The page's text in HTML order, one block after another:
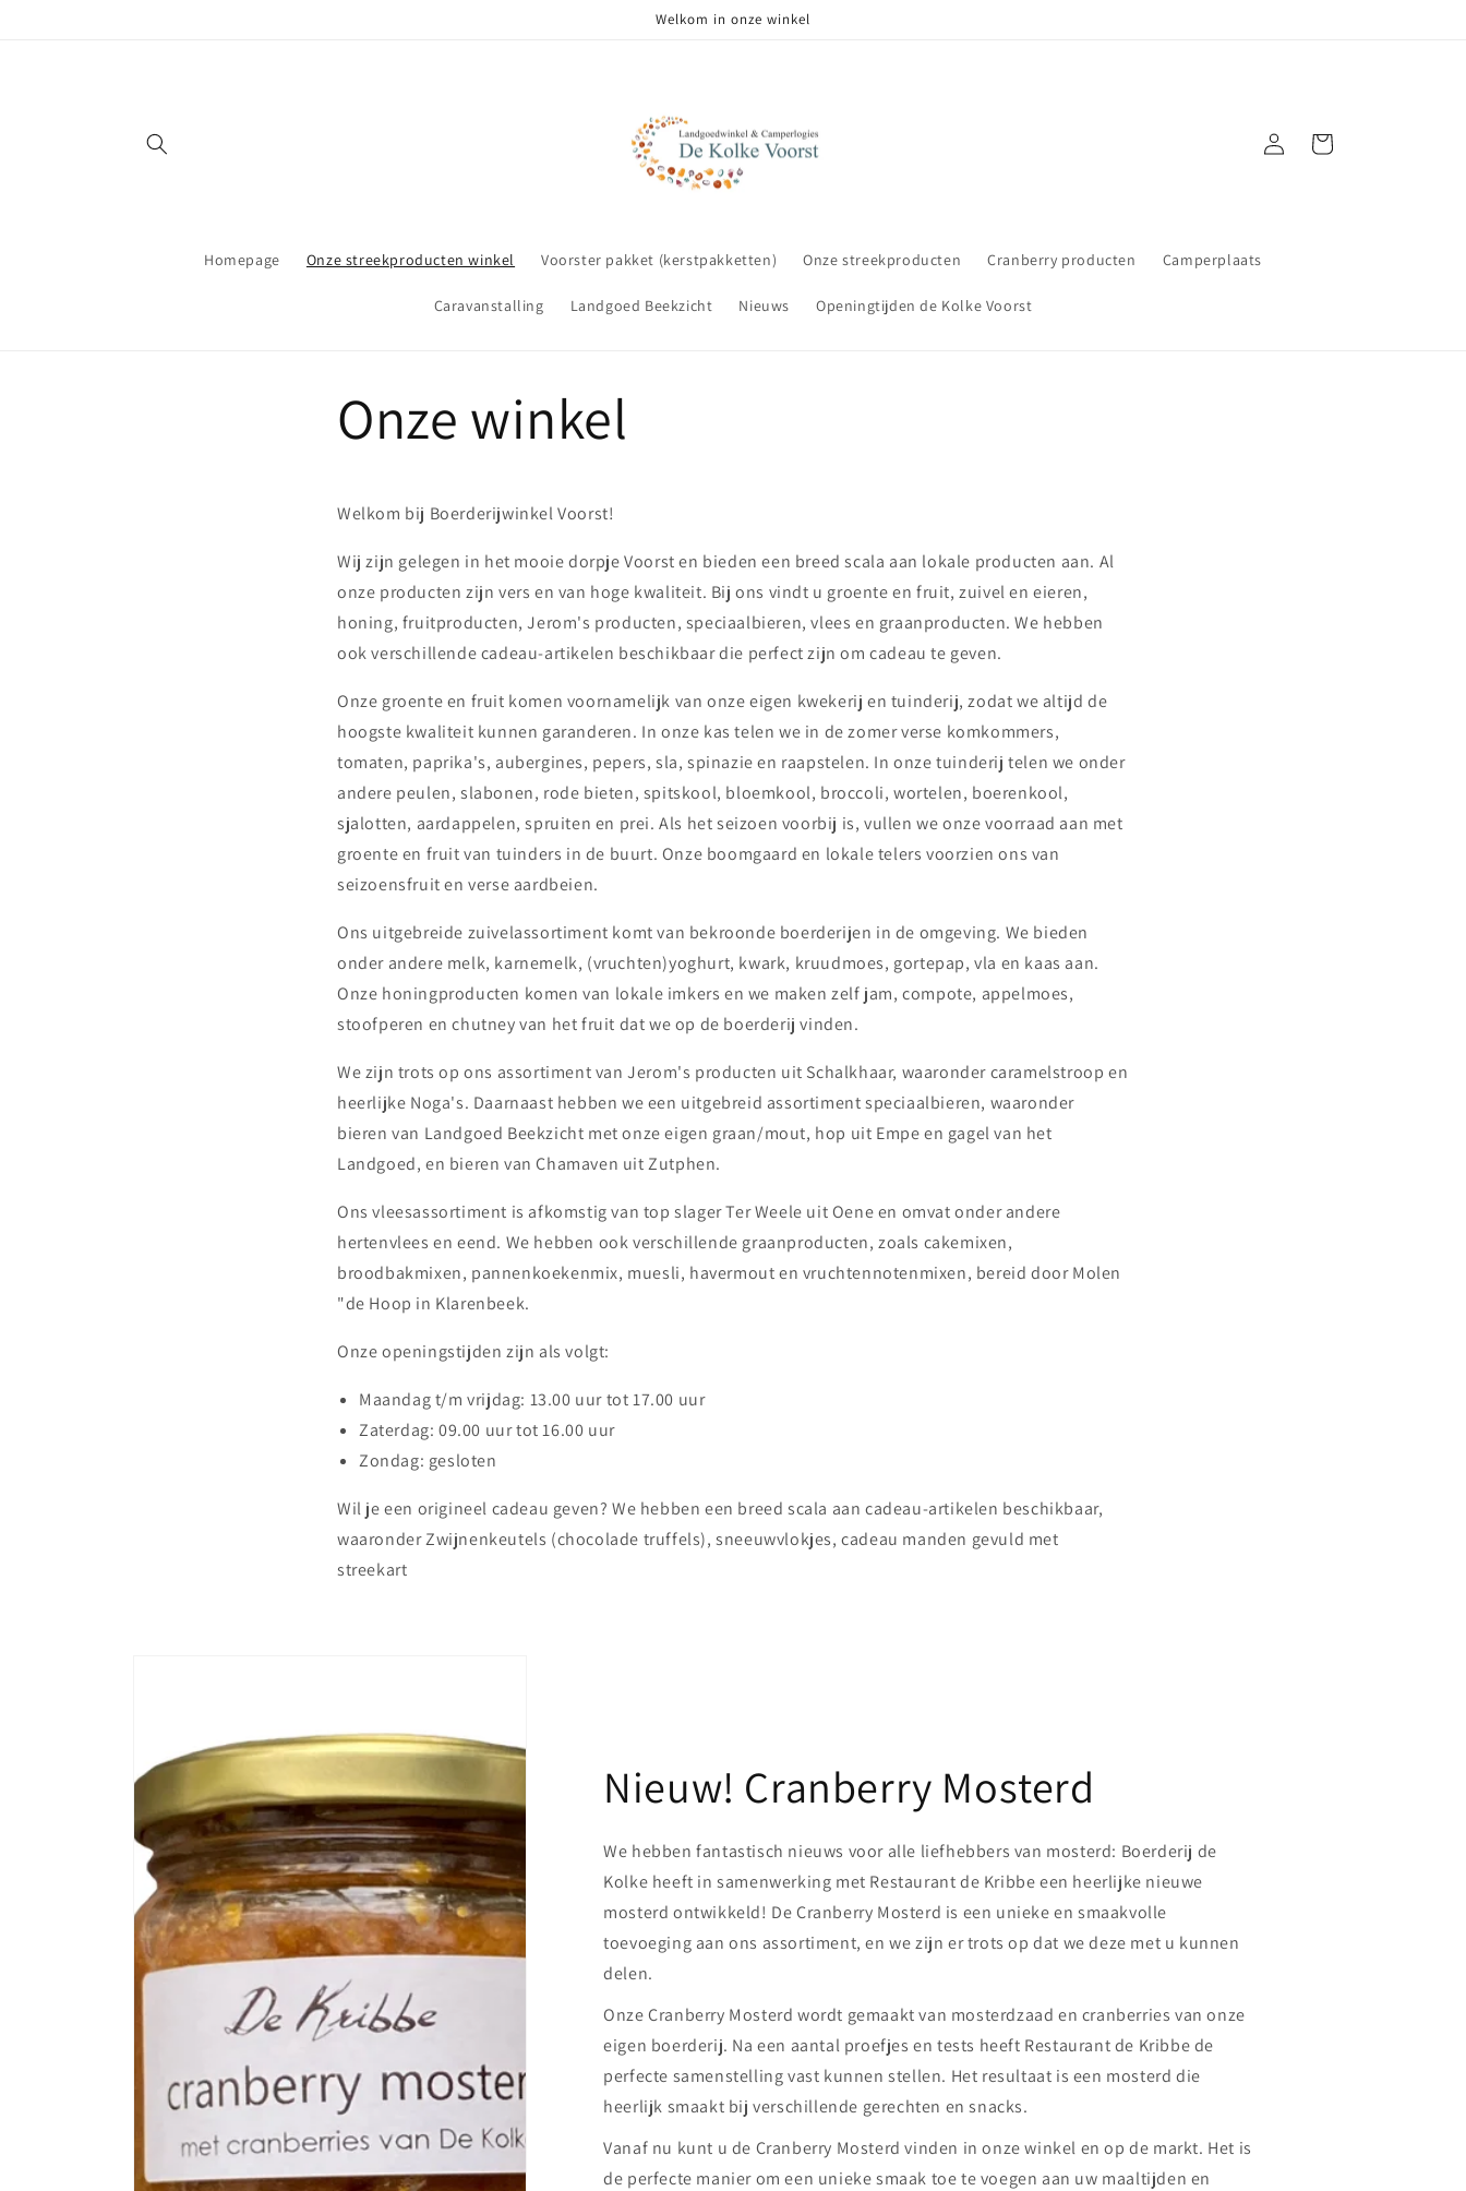
Welkom in onze winkel
Homepage Onze streekproducten winkel Voorster pakket (kerstpakketten) Onze streekproducten Cranberry producten Camperplaats
Caravanstalling Landgoed Beekzicht Nieuws Openingtijden de Kolke Voorst
InloggenWinkelwagen
Onze winkel
Welkom bij Boerderijwinkel Voorst!
Wij zijn gelegen in het mooie dorpje Voorst en bieden een breed scala aan lokale producten aan. Al
onze producten zijn vers en van hoge kwaliteit. Bij ons vindt u groente en fruit, zuivel en eieren,
honing, fruitproducten, Jerom's producten, speciaalbieren, vlees en graanproducten. We hebben
ook verschillende cadeau-artikelen beschikbaar die perfect zijn om cadeau te geven.
Onze groente en fruit komen voornamelijk van onze eigen kwekerij en tuinderij, zodat we altijd de
hoogste kwaliteit kunnen garanderen. In onze kas telen we in de zomer verse komkommers,
tomaten, paprika's, aubergines, pepers, sla, spinazie en raapstelen. In onze tuinderij telen we onder
andere peulen, slabonen, rode bieten, spitskool, bloemkool, broccoli, wortelen, boerenkool,
sjalotten, aardappelen, spruiten en prei. Als het seizoen voorbij is, vullen we onze voorraad aan met
groente en fruit van tuinders in de buurt. Onze boomgaard en lokale telers voorzien ons van
seizoensfruit en verse aardbeien.
Ons uitgebreide zuivelassortiment komt van bekroonde boerderijen in de omgeving. We bieden
onder andere melk, karnemelk, (vruchten)yoghurt, kwark, kruudmoes, gortepap, vla en kaas aan.
Onze honingproducten komen van lokale imkers en we maken zelf jam, compote, appelmoes,
stoofperen en chutney van het fruit dat we op de boerderij vinden.
We zijn trots op ons assortiment van Jerom's producten uit Schalkhaar, waaronder caramelstroop en
heerlijke Noga's. Daarnaast hebben we een uitgebreid assortiment speciaalbieren, waaronder
bieren van Landgoed Beekzicht met onze eigen graan/mout, hop uit Empe en gagel van het
Landgoed, en bieren van Chamaven uit Zutphen.
Ons vleesassortiment is afkomstig van top slager Ter Weele uit Oene en omvat onder andere
hertenvlees en eend. We hebben ook verschillende graanproducten, zoals cakemixen,
broodbakmixen, pannenkoekenmix, muesli, havermout en vruchtennotenmixen, bereid door Molen
"de Hoop in Klarenbeek.
Onze openingstijden zijn als volgt:
Maandag t/m vrijdag: 13.00 uur tot 17.00 uur
Zaterdag: 09.00 uur tot 16.00 uur
Zondag: gesloten
Wil je een origineel cadeau geven? We hebben een breed scala aan cadeau-artikelen beschikbaar,
waaronder Zwijnenkeutels (chocolade truffels), sneeuwvlokjes, cadeau manden gevuld met
streekart
Nieuw! Cranberry Mosterd
We hebben fantastisch nieuws voor alle liefhebbers van mosterd: Boerderij de
Kolke heeft in samenwerking met Restaurant de Kribbe een heerlijke nieuwe
mosterd ontwikkeld! De Cranberry Mosterd is een unieke en smaakvolle
toevoeging aan ons assortiment, en we zijn er trots op dat we deze met u kunnen
delen.
Onze Cranberry Mosterd wordt gemaakt van mosterdzaad en cranberries van onze
eigen boerderij. Na een aantal proefjes en tests heeft Restaurant de Kribbe de
perfecte samenstelling vast kunnen stellen. Het resultaat is een mosterd die
heerlijk smaakt bij verschillende gerechten en snacks.
Vanaf nu kunt u de Cranberry Mosterd vinden in onze winkel en op de markt. Het is
de perfecte manier om een unieke smaak toe te voegen aan uw maaltijden en